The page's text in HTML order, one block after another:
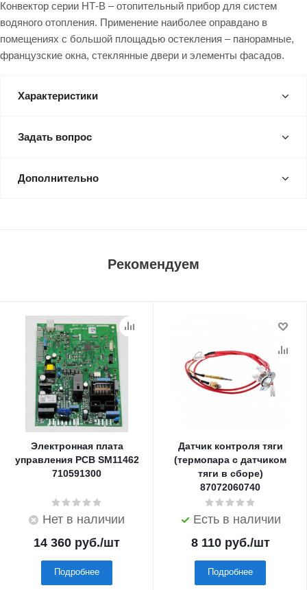
Конвектор серии НТ-В – отопительный прибор для систем
водяного отопления. Применение наиболее оправдано в
помещениях с большой площадью остекления – панорамные,
французские окна, стеклянные двери и элементы фасадов.
Характеристики
Задать вопрос
Дополнительно
Рекомендуем
Электронная плата
управления PCB SM11462
710591300
Нет в наличии
14 360 руб./шт
Подробнее
Датчик контроля тяги
(термопара с датчиком
тяги в сборе)
87072060740
Есть в наличии
8 110руб./шт
Подробнее